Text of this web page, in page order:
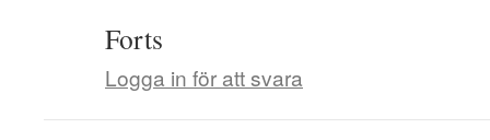
Forts
Logga in för att svara